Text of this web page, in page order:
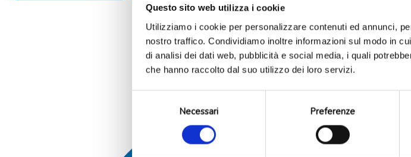
Questo sito web utilizza i cookie
Utilizziamo i cookie per personalizzare contenuti ed annunci,
nostro traffico. Condividiamo inoltre informazioni sul modo in
di analisi dei dati web, pubblicità e social media, i quali
che hanno raccolto dal suo utilizzo dei loro servizi.
Necessari Preferenze